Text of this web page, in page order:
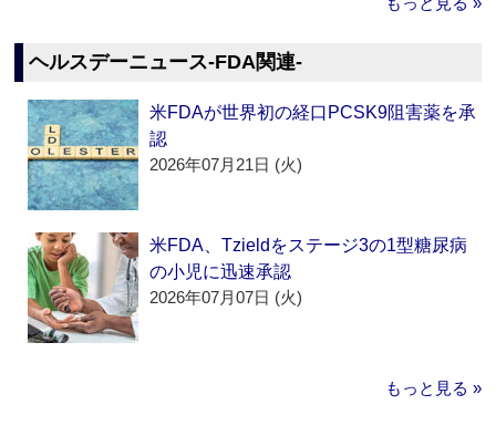
ヘルスデーニュース‐FDA関連‐
米FDAが世界初の経口PCSK9阻害薬を承
認
2026年07月21日 (火)
米FDA、Tzieldをステージ3の1型糖尿病
の小児に迅速承認
2026年07月07日 (火)
もっと見る »